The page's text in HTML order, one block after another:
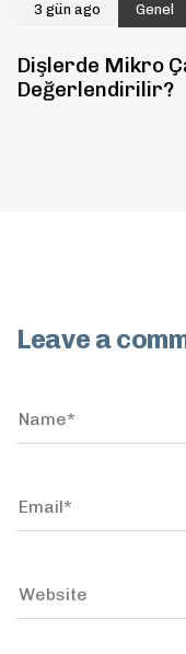
3 gün ago Genel
Dişlerde Mikro
Değerlendirilir?
Leave a